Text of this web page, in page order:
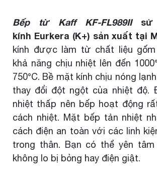
Bếp từ Kaff KF-FL989II
kính Eurkera (K+) sản xuất tại
kính được làm từ chất liệu
khả năng chịu nhiệt lên đến
750°C. Bề mặt kính chịu nóng
thay đổi đột ngột của nhiệt độ.
nhiệt thấp nên bếp hoạt động
cách nhiệt. Mặt bếp tản nhiệt
cách điện an toàn với các linh
trong thân. Bạn có thể yên
không lo bị bỏng hay điện giật.